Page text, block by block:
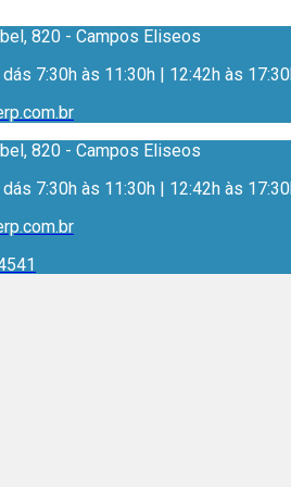
820 - Campos Eliseos
7:30h às 11:30h | 12:42h às
820 - Campos Eliseos
7:30h às 11:30h | 12:42h às